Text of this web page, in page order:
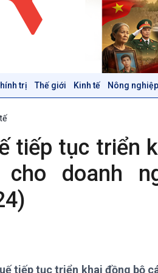
trị Thế giới Kinh tế Nông
Thời sự 12h
Thời sự 18h
Thời sự 21h30
Bản tin
Tin Khoa học & Công nghệ
tiếp tục triển
cho doanh
tiếp tục triển khai đồng bộ